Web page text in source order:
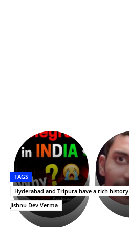
భగవంతుని
ప్రసాదం
తీర్థం..తులసీదళం
లేకుండా
అసంపూర్ణం
కేజీఎఫ్
సినిమాతో
పాన్
ఇండియా
స్టార్
హీరోయిన్‏గా
శ్రీనిధి
Upasana:
భర్తపై
రివెంజ్
తీర్చుకున్న
ఉపాసన..
పాపం
రామ్
TAGS
Hyderabad and Tripura have a rich
Jishnu Dev Verma